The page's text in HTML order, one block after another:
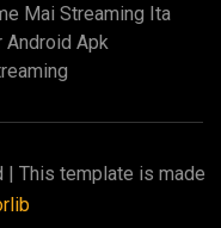
Mai Streaming Ita
Android Apk
This template is made